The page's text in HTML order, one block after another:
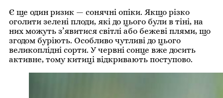
Є ще один ризик — сонячні опіки. Якщо різко
оголити зелені плоди, які до цього були в тіні, на
них можуть з’явитися світлі або бежеві плями, що
згодом буріють. Особливо чутливі до цього
великоплідні сорти. У червні сонце вже досить
активне, тому китиці відкривають поступово.